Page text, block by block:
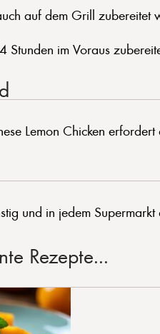
auf dem Grill
im Voraus
Lemon Chicken
und in jedem Supermarkt
Rezepte...